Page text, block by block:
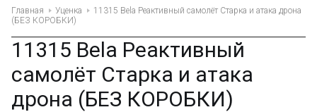
Главная Уценка
11315 Bela Реактивный самолёт Старка и атака дрона
(БЕЗ КОРОБКИ)
11315 Bela Реактивный
самолёт Старка и атака
дрона (БЕЗ КОРОБКИ)